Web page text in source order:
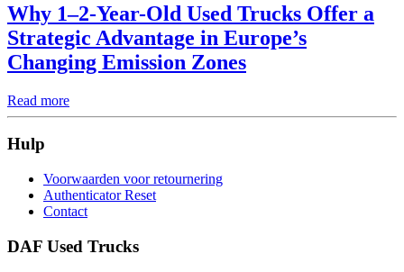
Why 1–2-Year-Old Used Trucks Offer a
Strategic Advantage in Europe’s
Changing Emission Zones
Read more
Hulp
Voorwaarden voor retournering
Authenticator Reset
Contact
DAF Used Trucks